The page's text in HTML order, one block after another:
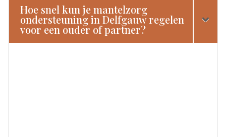
Hoe snel kun je mantelzorg
ondersteuning in Delfgauw regelen
voor een ouder of partner?